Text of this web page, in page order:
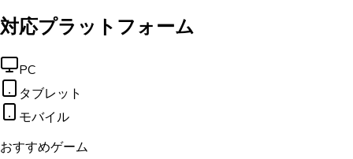
対応プラットフォーム
PC
タブレット
モバイル
おすすめゲーム